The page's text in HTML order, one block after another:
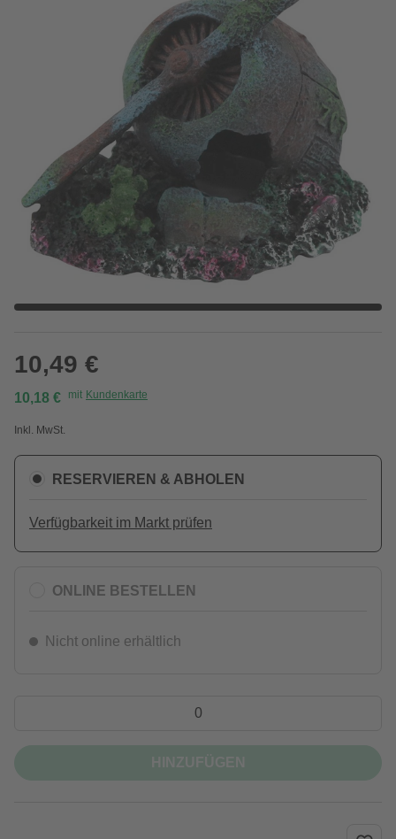
10,49 €
10,18 € mit Kundenkarte
Inkl. MwSt.
RESERVIEREN & ABHOLEN
Verfügbarkeit im Markt prüfen
ONLINE BESTELLEN
Nicht online erhältlich